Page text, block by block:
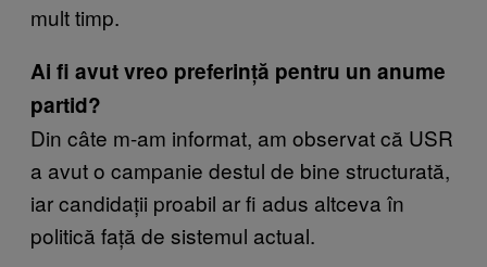
mult timp.
Ai fi avut vreo preferință pentru un anume
partid?
Din câte m-am informat, am observat că USR
a avut o campanie destul de bine structurată,
iar candidații proabil ar fi adus altceva în
politică față de sistemul actual.